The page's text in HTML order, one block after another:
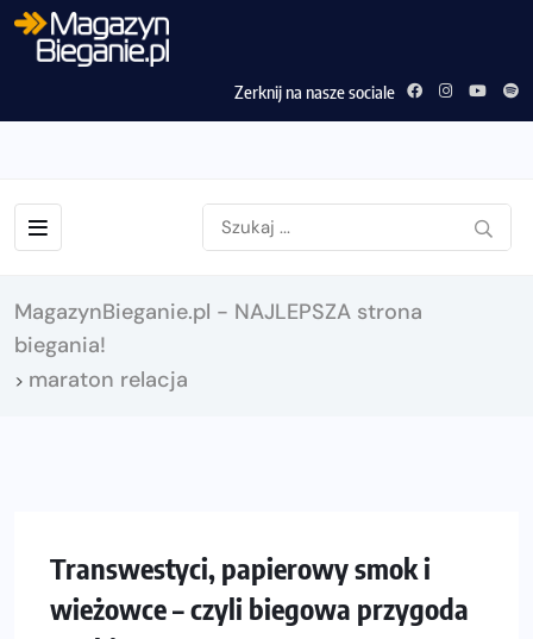
Zerknij na nasze sociale
MagazynBieganie.pl - NAJLEPSZA strona
biegania!
> maraton relacja
Transwestyci, papierowy smok i
wieżowce – czyli biegowa przygoda